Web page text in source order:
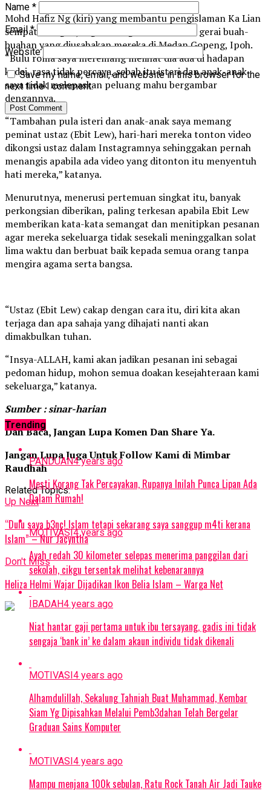
Mohd Hafiz Ng (kiri) yang membantu pengislaman Ka Lian
sempat mengunjungi keluarga berkenaan di gerai buah-
buahan yang diusahakan mereka di Medan Gopeng, Ipoh.
“Bulu roma saya meremang melihat dia ada di hadapan
kedai, rasa tidak percaya, sebab itu isteri dan anak-anak
saya tidak melepaskan peluang mahu bergambar
dengannya.
“Tambahan pula isteri dan anak-anak saya memang
peminat ustaz (Ebit Lew), hari-hari mereka tonton video
dikongsi ustaz dalam Instagramnya sehinggakan pernah
menangis apabila ada video yang ditonton itu menyentuh
hati mereka,” katanya.
Menurutnya, menerusi pertemuan singkat itu, banyak
perkongsian diberikan, paling terkesan apabila Ebit Lew
memberikan kata-kata semangat dan menitipkan pesanan
agar mereka sekeluarga tidak sesekali meninggalkan solat
lima waktu dan berbuat baik kepada semua orang tanpa
mengira agama serta bangsa.
“Ustaz (Ebit Lew) cakap dengan cara itu, diri kita akan
terjaga dan apa sahaja yang dihajati nanti akan
dimakbulkan tuhan.
“Insya-ALLAH, kami akan jadikan pesanan ini sebagai
pedoman hidup, mohon semua doakan kesejahteraan kami
sekeluarga,” katanya.
Sumber : sinar-harian
Dah Baca, Jangan Lupa Komen Dan Share Ya.
Jangan Lupa Juga Untuk Follow Kami di Mimbar
Raudhah
Related Topics:
Up Next
“DuIu saya b3nc! lsIam tetapi sekarang saya sanggup m4ti kerana
lsIam” – Nur Jacyntha
Don't Miss
Heliza Helmi Wajar Dijadikan Ikon Belia Islam – Warga Net
Name *
Email*
Website
Save my name, email, and website in this browser for the
next time I comment.
Trending
PANDUAN4 years ago
Mesti Korang Tak Percayakan, Rupanya Inilah Punca Lipan Ada
Dalam Rumah!
MOTIVASI4 years ago
Ayah redah 30 kilometer selepas menerima panggilan dari
sekolah, cikgu tersentak melihat kebenarannya
IBADAH4 years ago
Niat hantar gaji pertama untuk ibu tersayang, gadis ini tidak
sengaja ‘bank in’ ke dalam akaun individu tidak dikenali
MOTIVASI4 years ago
Alhamdulillah, Sekalung Tahniah Buat Muhammad, Kembar
Siam Yg Dipisahkan Melalui Pemb3dahan Telah Bergelar
Graduan Sains Komputer
MOTIVASI4 years ago
Mampu menjana 100k sebulan, Ratu Rock Tanah Air Jadi Tauke